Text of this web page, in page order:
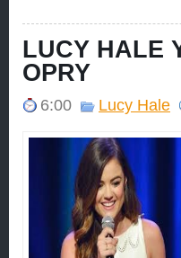
LUCY HALE
OPRY
6:00 Lucy Hale